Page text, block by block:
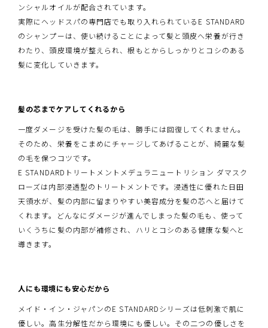
ンシャルオイルが配合されています。
実際にヘッドスパの専門店でも取り入れられているE STANDARD
のシャンプーは、使い続けることによって髪と頭皮へ栄養が行き
わたり、頭皮環境が整えられ、根もとからしっかりとコシのある
髪に変化していきます。
髪の芯までケアしてくれるから
一度ダメージを受けた髪の毛は、勝手には回復してくれません。
そのため、栄養をこまめにチャージしてあげることが、綺麗な髪
の毛を保つコツです。
E STANDARDトリートメントメデュラニュートリション ダマスク
ローズは内部浸透型のトリートメントです。浸透性に優れた日田
天領水が、髪の内部に留まりやすい美容成分を髪の芯へと届けて
くれます。どんなにダメージが進んでしまった髪の毛も、使って
いくうちに髪の内部が補修され、ハリとコシのある健康な髪へと
導きます。
人にも環境にも安心だから
メイド・イン・ジャパンのE STANDARDシリーズは低刺激で肌に
優しい。高生分解性だから環境にも優しい。その二つの優しさを